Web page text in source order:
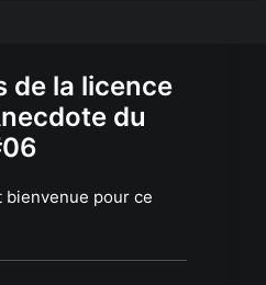
de la licence
du
bienvenue pour ce